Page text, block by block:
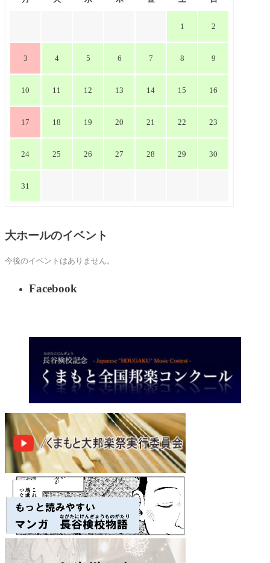
1 2
3 4 5 6 7 8 9
10 11 12 13 14 15 16
17 18 19 20 21 22 23
24 25 26 27 28 29 30
31
大ホールのイベント
今後のイベントはありません。
Facebook